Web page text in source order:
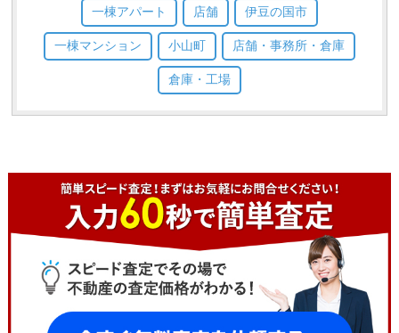
一棟アパート 店舗 伊豆の国市
一棟マンション 小山町 店舗・事務所・倉庫
倉庫・工場